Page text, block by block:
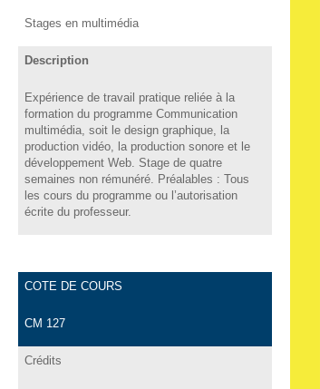
Stages en multimédia
Description
Expérience de travail pratique reliée à la
formation du programme Communication
multimédia, soit le design graphique, la
production vidéo, la production sonore et le
développement Web. Stage de quatre
semaines non rémunéré. Préalables : Tous
les cours du programme ou l’autorisation
écrite du professeur.
COTE DE COURS
CM 127
Crédits